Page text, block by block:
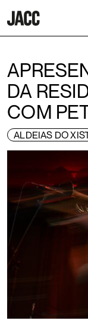
DA
COM
ALDEIAS DO